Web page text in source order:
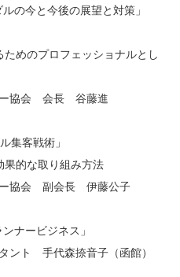
の今と今後の展望と対策」
めのプロフェッショナルとし
ー協会 会長 谷藤進
集客戦術」
果的な取り組み方法
ー協会 副会長 伊藤公子
ナービジネス」
ント 手代森捺音子（函館）